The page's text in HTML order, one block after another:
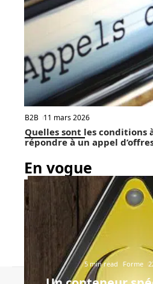
B2B 11 mars 2026
Quelles sont les conditions
répondre à un appel
En vogue
5 min read Forme